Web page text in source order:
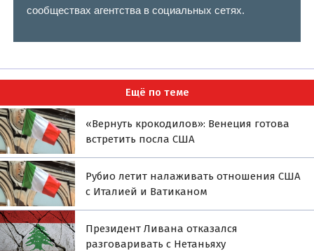
сообществах агентства в социальных сетях.
Ещё по теме
«Вернуть крокодилов»: Венеция готова
встретить посла США
Рубио летит налаживать отношения США
с Италией и Ватиканом
Президент Ливана отказался
разговаривать с Нетаньяху